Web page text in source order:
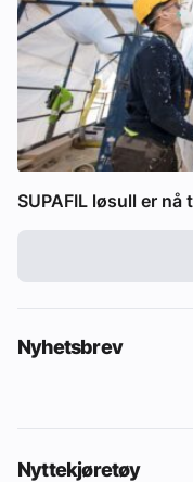
SUPAFIL løsull er
Nyhetsbrev
Nyttekjøretøy